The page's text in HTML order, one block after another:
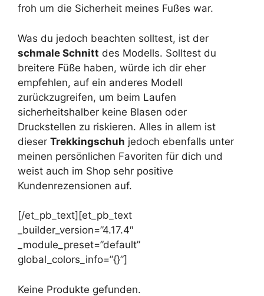
froh um die Sicherheit meines Fußes war.
Was du jedoch beachten solltest, ist der
schmale Schnitt des Modells. Solltest du
breitere Füße haben, würde ich dir eher
empfehlen, auf ein anderes Modell
zurückzugreifen, um beim Laufen
sicherheitshalber keine Blasen oder
Druckstellen zu riskieren. Alles in allem ist
dieser Trekkingschuh jedoch ebenfalls unter
meinen persönlichen Favoriten für dich und
weist auch im Shop sehr positive
Kundenrezensionen auf.
[/et_pb_text][et_pb_text
_builder_version=”4.17.4″
_module_preset=”default”
global_colors_info=”{}”]
Keine Produkte gefunden.